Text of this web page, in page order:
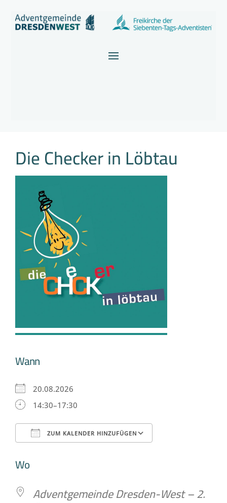
Die Checker in Löbtau
Wann
20.08.2026
14:30–17:30
ZUM KALENDER HINZUFÜGEN
Wo
Adventgemeinde Dresden-West – 2.